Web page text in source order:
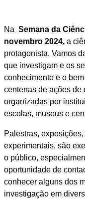
Na Semana da
novembro 2024, a
protagonista. Vamos
que investigam e os
conhecimento e o
centenas de ações de
organizadas por
escolas, museus e
Palestras,
experimentais, são
o público,
oportunidade de
conhecer alguns dos
investigação em